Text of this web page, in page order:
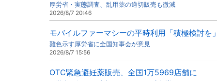
厚労省・実態調査、乱用薬の適切販売も微減
2026/8/7 20:46
モバイルファーマシーの平時利用「積極検討を」
難色示す厚労省に全国知事会が意見
2026/8/7 15:56
OTC緊急避妊薬販売、全国1万5969店舗に